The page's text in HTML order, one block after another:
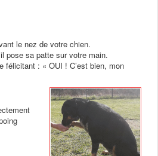
le nez de votre chien.
pose sa patte sur votre main.
félicitant : « OUI ! C’est bien, mon